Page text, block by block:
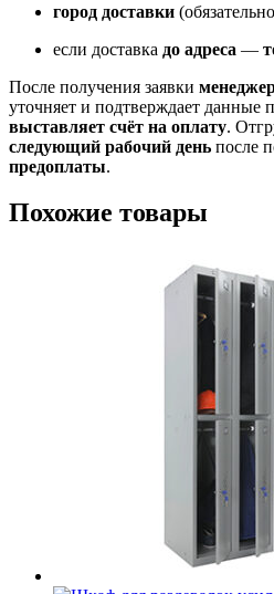
город доставки
если доставка до адреса —
После получения заявки
уточняет и подтверждает данные
выставляет счёт на оплату.
следующий рабочий день после
предоплаты.
Похожие товары